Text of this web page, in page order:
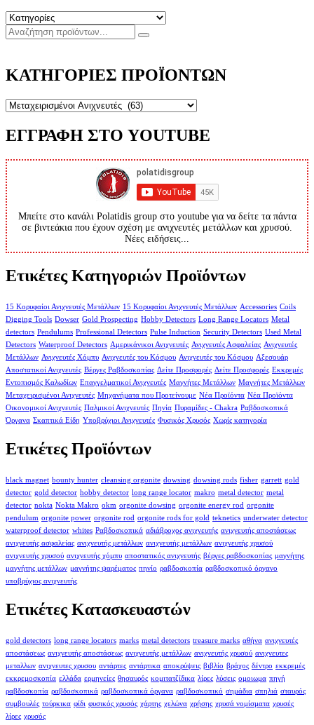
ΚΑΤΗΓΟΡΙΕΣ ΠΡΟΪΟΝΤΩΝ
ΕΓΓΡΑΦΗ ΣΤΟ YOUTUBE
Μπείτε στο κανάλι Polatidis group στο youtube για να δείτε τα πάντα
σε βιντεάκια που έχουν σχέση με ανιχνευτές μετάλλων και χρυσού.
Νέες ειδήσεις...
Ετικέτες Κατηγοριών Προϊόντων
15 Κορυφαίοι Ανιχνευτές Μετάλλων 15 Κορυφαίοι Ανιχνευτές Μετάλλων Accessories Coils
Digging Tools Dowser Gold Prospecting Hobby Detectors Long Range Locators Metal
detectors Pendulums Professional Detectors Pulse Induction Security Detectors Used Metal
Detectors Waterproof Detectors Αμερικάνικοι Ανιχνευτές Ανιχνευτές Ασφαλείας Ανιχνευτές
Μετάλλων Ανιχνευτές Χόμπυ Ανιχνευτές του Κόσμου Ανιχνευτές του Κόσμου Αξεσουάρ
Αποστατικοί Ανιχνευτές Βέργες Ραβδοσκοπίας Δείτε Προσφορές Δείτε Προσφορές Εκκρεμές
Εντοπισμός Καλωδίων Επαγγελματικοί Ανιχνευτές Μαγνήτες Μετάλλων Μαγνήτες Μετάλλων
Μεταχειρισμένοι Ανιχνευτές Μηχανήματα που Προτείνουμε Νέα Προϊόντα Νέα Προϊόντα
Οικονομικοί Ανιχνευτές Παλμικοί Ανιχνευτές Πηνία Πυραμίδες - Chakra Ραβδοσκοπικά
Όργανα Σκαπτικά Είδη Υποβρύχιοι Ανιχνευτές Φυσικός Χρυσός Χωρίς κατηγορία
Ετικέτες Προϊόντων
black magnet bounty hunter cleansing orgonite dowsing dowsing rods fisher garrett gold
detector gold detector hobby detector long range locator makro metal detector metal
detector nokta Nokta Makro okm orgonite dowsing orgonite energy rod orgonite
pendulum orgonite power orgonite rod orgonite rods for gold teknetics underwater detector
waterproof detector whites Ραβδοσκοπικά αδιάβροχος ανιχνευτής ανιχνευτής αποστάσεως
ανιχνευτής ασφαλείας ανιχνευτής μετάλλων ανιχνευτής μετάλλων ανιχνευτής χρυσού
ανιχνευτής χρυσού ανιχνευτής χόμπυ αποστατικός ανιχνευτής βέργες ραβδοσκοπίας μαγνήτης
μαγνήτης μετάλλων μαγνήτης ψαρέματος πηνίο ραβδοσκοπία ραβδοσκοπικό όργανο
υποβρύχιος ανιχνευτής
Ετικέτες Κατασκευαστών
gold detectors long range locators marks metal detectors treasure marks αθήνα ανιχνευτές
αποστάσεως ανιχνευτής αποστάσεως ανιχνευτής μετάλλων ανιχνευτής χρυσού ανιχνευτες
μεταλλων ανιχνευτες χρυσου αντάρτες αντάρτικα αποκρύψεις βιβλίο βράχος δέντρο εκκρεμές
εκκρεμοσκοπία ελλάδα ερμηνείες θησαυρός κομιτατζίδικα λίρες λύσεις ομοιωμα πηγή
ραβδοσκοπία ραβδοσκοπικά ραβδοσκοπικά όργανα ραβδοσκοπικό σημάδια σπηλιά σταυρός
συμβουλές τούρκικα φίδι φυσικός χρυσός χάρτης χελώνα χρήσης χρυσά νομίσματα χρυσές
λίρες χρυσός